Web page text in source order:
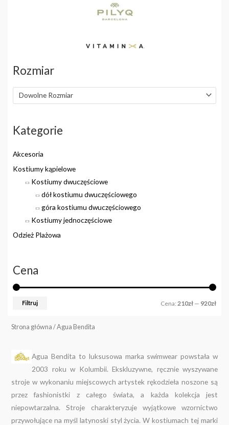
Rozmiar
Dowolne Rozmiar
Kategorie
Akcesoria
Kostiumy kąpielowe
Kostiumy dwuczęściowe
dół kostiumu dwuczęściowego
góra kostiumu dwuczęściowego
Kostiumy jednoczęściowe
Odzież Plażowa
Cena
Filtruj Cena: 210zł — 920zł
Strona główna / Agua Bendita
Agua Bendita to luksusowa marka swimwear powstała w
2003 roku w Kolumbii. Ekskluzywne, ręcznie wyszywane
stroje w wykonaniu miejscowych artystek rękodzieła noszone są
przez fashionistki z całego świata, a każda kolekcja jest
niepowtarzalna. Stroje charakteryzuje wyjątkowe wzornictwo
przywołujące na myśl latynoski styl życia. W kostiumach tej marki